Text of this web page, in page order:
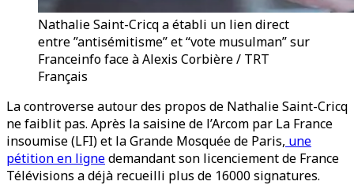
Nathalie Saint-Cricq a établi un lien direct
entre ”antisémitisme” et “vote musulman” sur
Franceinfo face à Alexis Corbière / TRT
Français
La controverse autour des propos de Nathalie Saint-Cricq
ne faiblit pas. Après la saisine de l’Arcom par La France
insoumise (LFI) et la Grande Mosquée de Paris, une
pétition en lignedemandant son licenciement de France
Télévisions a déjà recueilli plus de 16000 signatures.